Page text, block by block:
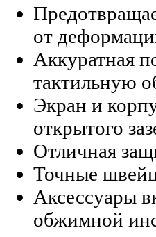
от
Аккуратная
тактильную
Экран и
открытого
Отличная
Точные
Аксессуары
обжимной